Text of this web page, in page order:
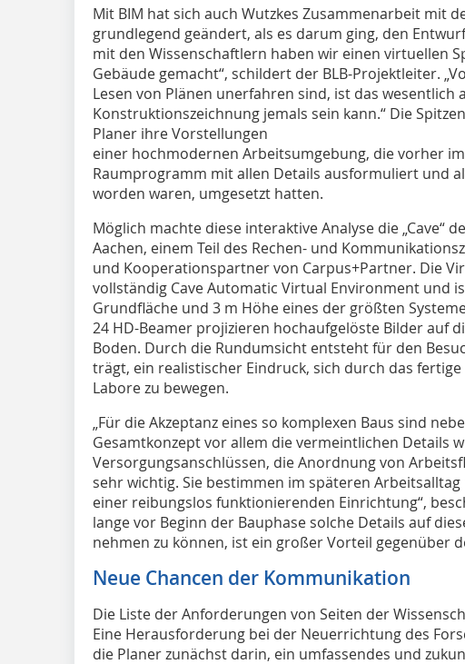
Mit BIM hat sich auch Wutzkes Zusammenarbeit mit
grundlegend geändert, als es darum ging, den
mit den Wissenschaftlern haben wir einen virtuellen
Gebäude gemacht“, schildert der BLB-Projektleiter.
Lesen von Plänen unerfahren sind, ist das wesentlich
Konstruktionszeichnung jemals sein kann.“ Die
Planer ihre Vorstellungen
einer hochmodernen Arbeitsumgebung, die vorher
Raumprogramm mit allen Details ausformuliert und
worden waren, umgesetzt hatten.
Möglich machte diese interaktive Analyse die „Cave“
Aachen, einem Teil des Rechen- und
und Kooperationspartner von Carpus+Partner. Die
vollständig Cave Automatic Virtual Environment und
Grundfläche und 3 m Höhe eines der größten
24 HD-Beamer projizieren hochaufgelöste Bilder auf
Boden. Durch die Rundumsicht entsteht für den
trägt, ein realistischer Eindruck, sich durch das
Labore zu bewegen.
„Für die Akzeptanz eines so komplexen Baus sind
Gesamtkonzept vor allem die vermeintlichen Details
Versorgungsanschlüssen, die Anordnung von
sehr wichtig. Sie bestimmen im späteren
einer reibungslos funktionierenden Einrichtung“,
lange vor Beginn der Bauphase solche Details auf
nehmen zu können, ist ein großer Vorteil gegenüber
Neue Chancen der Kommunikation
Die Liste der Anforderungen von Seiten der
Eine Herausforderung bei der Neuerrichtung des
die Planer zunächst darin, ein umfassendes und